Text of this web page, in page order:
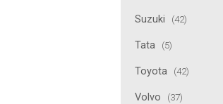
Suzuki (42)
Tata (5)
Toyota (42)
Volvo (37)